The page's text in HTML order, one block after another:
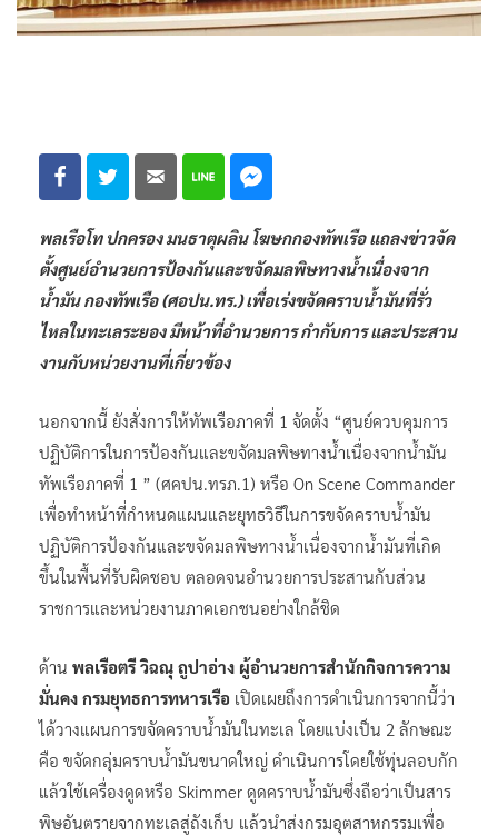
พลเรือโท ปกครอง มนธาตุผลิน โฆษกกองทัพเรือ แถลงข่าวจัด
ตั้งศูนย์อำนวยการป้องกันและขจัดมลพิษทางน้ำเนื่องจาก
น้ำมัน กองทัพเรือ (ศอปน.ทร.) เพื่อเร่งขจัดคราบน้ำมันที่รั่ว
ไหลในทะเลระยอง มีหน้าที่อำนวยการ กำกับการ และประสาน
งานกับหน่วยงานที่เกี่ยวข้อง
นอกจากนี้ ยังสั่งการให้ทัพเรือภาคที่ 1 จัดตั้ง “ศูนย์ควบคุมการ
ปฏิบัติการในการป้องกันและขจัดมลพิษทางน้ำเนื่องจากน้ำมัน
ทัพเรือภาคที่ 1 ” (ศคปน.ทรภ.1) หรือ On Scene Commander
เพื่อทำหน้าที่กำหนดแผนและยุทธวิธีในการขจัดคราบน้ำมัน
ปฏิบัติการป้องกันและขจัดมลพิษทางน้ำเนื่องจากน้ำมันที่เกิด
ขึ้นในพื้นที่รับผิดชอบ ตลอดจนอำนวยการประสานกับส่วน
ราชการและหน่วยงานภาคเอกชนอย่างใกล้ชิด
ด้าน พลเรือตรี วิฉณุ ถูปาอ่าง ผู้อำนวยการสำนักกิจการความ
มั่นคง กรมยุทธการทหารเรือ เปิดเผยถึงการดำเนินการจากนี้ว่า
ได้วางแผนการขจัดคราบน้ำมันในทะเล โดยแบ่งเป็น 2 ลักษณะ
คือ ขจัดกลุ่มคราบน้ำมันขนาดใหญ่ ดำเนินการโดยใช้ทุ่นลอบกัก
แล้วใช้เครื่องดูดหรือ Skimmer ดูดคราบน้ำมันซึ่งถือว่าเป็นสาร
พิษอันตรายจากทะเลสู่ถังเก็บ แล้วนำส่งกรมอุตสาหกรรมเพื่อ